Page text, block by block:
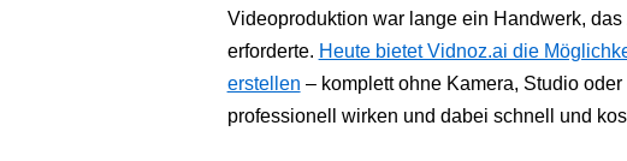
Videoproduktion war lange ein Handwerk,
erforderte. Heute bietet Vidnoz.ai die
erstellen – komplett ohne Kamera, Studio
professionell wirken und dabei schnell und